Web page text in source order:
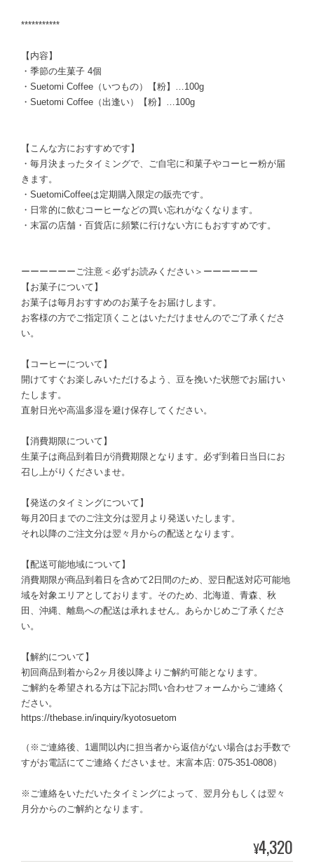
***********
【内容】
・季節の生菓子 4個
・Suetomi Coffee（いつもの）【粉】…100g
・Suetomi Coffee（出逢い）【粉】…100g
【こんな方におすすめです】
・毎月決まったタイミングで、ご自宅に和菓子やコーヒー粉が届
きます。
・SuetomiCoffeeは定期購入限定の販売です。
・日常的に飲むコーヒーなどの買い忘れがなくなります。
・末冨の店舗・百貨店に頻繁に行けない方にもおすすめです。
ーーーーーーご注意＜必ずお読みください＞ーーーーーー
【お菓子について】
お菓子は毎月おすすめのお菓子をお届けします。
お客様の方でご指定頂くことはいただけませんのでご了承くださ
い。
【コーヒーについて】
開けてすぐお楽しみいただけるよう、豆を挽いた状態でお届けい
たします。
直射日光や高温多湿を避け保存してください。
【消費期限について】
生菓子は商品到着日が消費期限となります。必ず到着日当日にお
召し上がりくださいませ。
【発送のタイミングについて】
毎月20日までのご注文分は翌月より発送いたします。
それ以降のご注文分は翌々月からの配送となります。
【配送可能地域について】
消費期限が商品到着日を含めて2日間のため、翌日配送対応可能地
域を対象エリアとしております。そのため、北海道、青森、秋
田、沖縄、離島への配送は承れません。あらかじめご了承くださ
い。
【解約について】
初回商品到着から2ヶ月後以降よりご解約可能となります。
ご解約を希望される方は下記お問い合わせフォームからご連絡く
ださい。
https://thebase.in/inquiry/kyotosuetom
（※ご連絡後、1週間以内に担当者から返信がない場合はお手数で
すがお電話にてご連絡くださいませ。末富本店: 075-351-0808）
※ご連絡をいただいたタイミングによって、翌月分もしくは翌々
月分からのご解約となります。
¥4,320